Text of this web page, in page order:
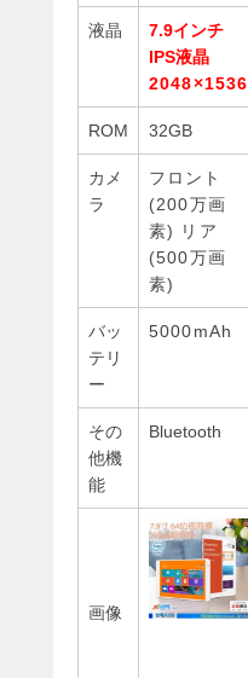
液晶 7.9インチ
IPS液晶
2048×1536
ROM 32GB
カメ
ラ
フロント
(200万画
素) リア
(500万画
素)
バッ
テリ
ー
5000mAh
その
他機
能
Bluetooth
画像